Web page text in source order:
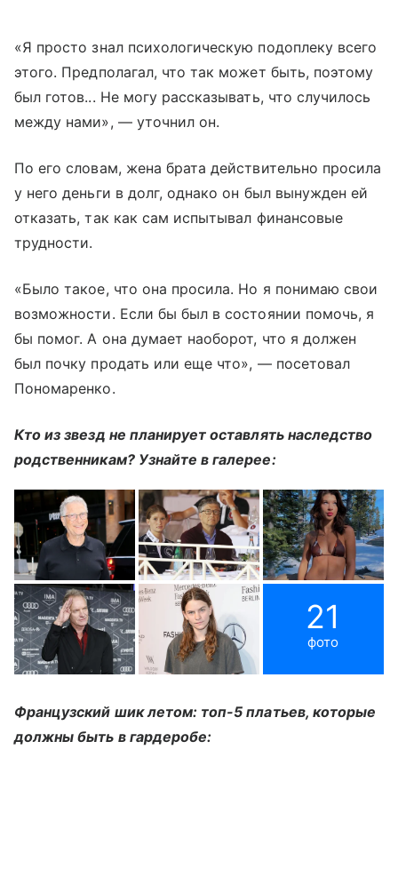
«Я просто знал психологическую подоплеку всего
этого. Предполагал, что так может быть, поэтому
был готов... Не могу рассказывать, что случилось
между нами», — уточнил он.
По его словам, жена брата действительно просила
у него деньги в долг, однако он был вынужден ей
отказать, так как сам испытывал финансовые
трудности.
«Было такое, что она просила. Но я понимаю свои
возможности. Если бы был в состоянии помочь, я
бы помог. А она думает наоборот, что я должен
был почку продать или еще что», — посетовал
Пономаренко.
Кто из звезд не планирует оставлять наследство
родственникам? Узнайте в галерее:
21
фото
Французский шик летом: топ-5 платьев, которые
должны быть в гардеробе: